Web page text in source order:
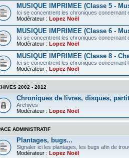
MUSIQUE IMPRIMEE (Classe 5 -
Ici se concentrent les chroniques concernant
Modérateur : Lopez Noël
MUSIQUE IMPRIMEE (Classe 6 -
Ici se concentrent les chroniques concernant
Modérateur : Lopez Noël
MUSIQUE IMPRIMEE (Classe 8 -
Ici se concentrent les chroniques concernant
Modérateur : Lopez Noël
2002 - 2012
Chroniques de livres, disques,
Archives
Modérateur : Lopez Noël
ADMINISTRATIF
Plantages, bugs...
Signaler ici les plantages, les bugs afin de
Modérateur : Lopez Noël